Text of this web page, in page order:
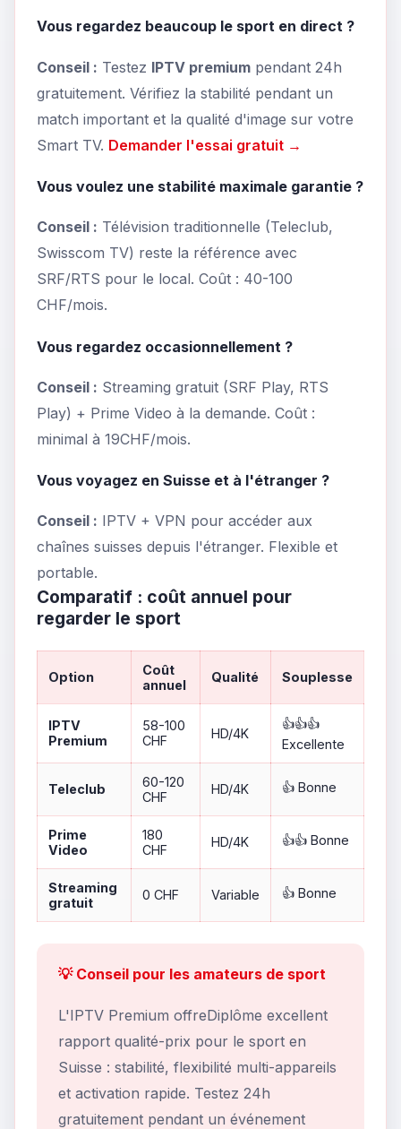
Vous regardez beaucoup le sport en direct ?
Conseil : Testez IPTV premium pendant 24h
gratuitement. Vérifiez la stabilité pendant un
match important et la qualité d'image sur votre
Smart TV. Demander l'essai gratuit →
Vous voulez une stabilité maximale garantie ?
Conseil : Télévision traditionnelle (Teleclub,
Swisscom TV) reste la référence avec
SRF/RTS pour le local. Coût : 40-100
CHF/mois.
Vous regardez occasionnellement ?
Conseil : Streaming gratuit (SRF Play, RTS
Play) + Prime Video à la demande. Coût :
minimal à 19CHF/mois.
Vous voyagez en Suisse et à l'étranger ?
Conseil : IPTV + VPN pour accéder aux
chaînes suisses depuis l'étranger. Flexible et
portable.
Comparatif : coût annuel pour
regarder le sport
Option
Coût
annuel
Qualité Souplesse
IPTV
Premium
58-100
CHF
HD/4K
👍👍👍
Excellente
Teleclub
60-120
CHF
HD/4K 👍 Bonne
Prime
Video
180
CHF
HD/4K 👍👍 Bonne
Streaming
gratuit
0 CHF Variable 👍 Bonne
💡 Conseil pour les amateurs de sport
L'IPTV Premium offreDiplôme excellent
rapport qualité-prix pour le sport en
Suisse : stabilité, flexibilité multi-appareils
et activation rapide. Testez 24h
gratuitement pendant un événement